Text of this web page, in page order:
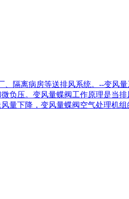
隔离病房等送排风系统。--变风
负压。变风量蝶阀工作原理是当
量下降，变风量蝶阀空气处理机